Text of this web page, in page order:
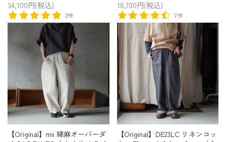
34,100円(税込)
2件
18,700円(税込)
7件
【Original】mii 綿麻オーバーダ
【Original】DE23LC リネンコッ